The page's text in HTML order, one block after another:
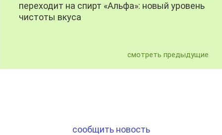
переходит на спирт «Альфа»: новый уровень
чистоты вкуса
смотреть предыдущие
сообщить новость